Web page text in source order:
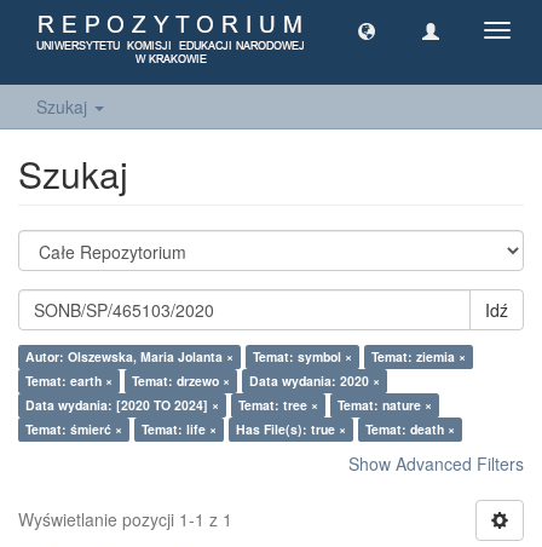
Szukaj
Szukaj
Idź
Autor: Olszewska, Maria Jolanta × Temat: symbol ×
Temat: ziemia ×
Temat: earth ×
Temat: drzewo ×
Data wydania: 2020 ×
Data wydania: [2020 TO 2024] ×
Temat: tree ×
Temat: nature ×
Temat: śmierć ×
Temat: life × Has File(s): true × Temat: death ×
Show Advanced Filters
Wyświetlanie pozycji 1-1 z 1